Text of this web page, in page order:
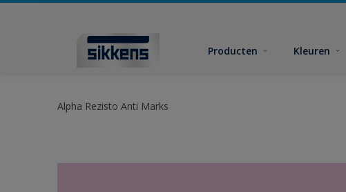
Producten Kleuren
Alpha Rezisto Anti Marks